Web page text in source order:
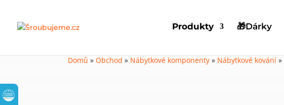
Produkty 🎁Dárky
Domů »Obchod » Nábytkové komponenty » Nábytkové kování »